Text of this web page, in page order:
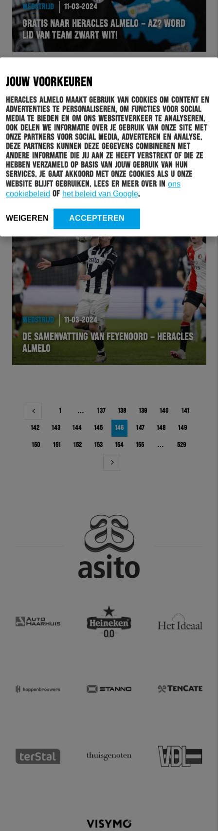
JOUW VOORKEUREN
Heracles Almelo maakt gebruik van cookies om content en
advertenties te personaliseren, om functies voor social
media te bieden en om ons websiteverkeer te analyseren.
Ook delen we informatie over je gebruik van onze site met
onze partners voor social media, adverteren en analyse.
Deze partners kunnen deze gegevens combineren met
andere informatie die jij aan ze heeft verstrekt of die ze
hebben verzameld op basis van jouw gebruik van hun
services. Je gaat akkoord met onze cookies als u onze
website blijft gebruiken. Lees er meer over in ons
cookiebeleid of het beleid van Google.
WEIGEREN ACCEPTEREN
WEDSTRIJD 11-03-2024
GRATIS NAAR HERACLES ALMELO – AZ? WORD
LID VAN TEAM ZWART WIT!
HERACLES 11-03-2024
CLINIC VAN HERACLES PASSEND VOETBAL BIJ V.V.
REUTUM
WEDSTRIJD 11-03-2024
DE SAMENVATTING VAN FEYENOORD – HERACLES
ALMELO
Berichtnavigatie
1 … 137 138 139 140 141
142 143 144 145 146 147 148 149
150 151 152 153 154 155 … 529